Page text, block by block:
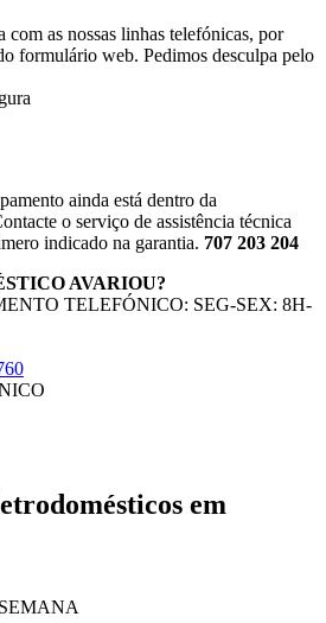
com as nossas linhas telefónicas, por
formulário web. Pedimos desculpa pelo
ainda está dentro da
o serviço de assistência técnica
indicado na garantia. 707 203 204
AVARIOU?
TELEFÓNICO: SEG-SEX: 8H-
em